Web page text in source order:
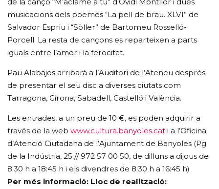
musicacions dels poemes “La pell de brau. XLVI” de
Salvador Espriu i “Sòller” de Bartomeu Rosselló-
Porcell. La resta de cançons es reparteixen a parts
iguals entre l’amor i la ferocitat.
Pau Alabajos arribarà a l’Auditori de l’Ateneu després
de presentar el seu disc a diverses ciutats com
Tarragona, Girona, Sabadell, Castelló i València.
Les entrades, a un preu de 10 €, es poden adquirir a
través de la webwww.cultura.banyoles.cat i a l’Oficina
d’Atenció Ciutadana de l’Ajuntament de Banyoles (Pg.
de la Indústria, 25 // 972 57 00 50, de dilluns a dijous de
8:30 h a 18:45 h i els divendres de 8:30 h a 16:45 h)
Per més informació: Lloc de realització: